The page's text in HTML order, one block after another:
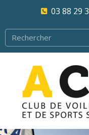
03 88 29